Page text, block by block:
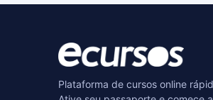
Plataforma de cursos online